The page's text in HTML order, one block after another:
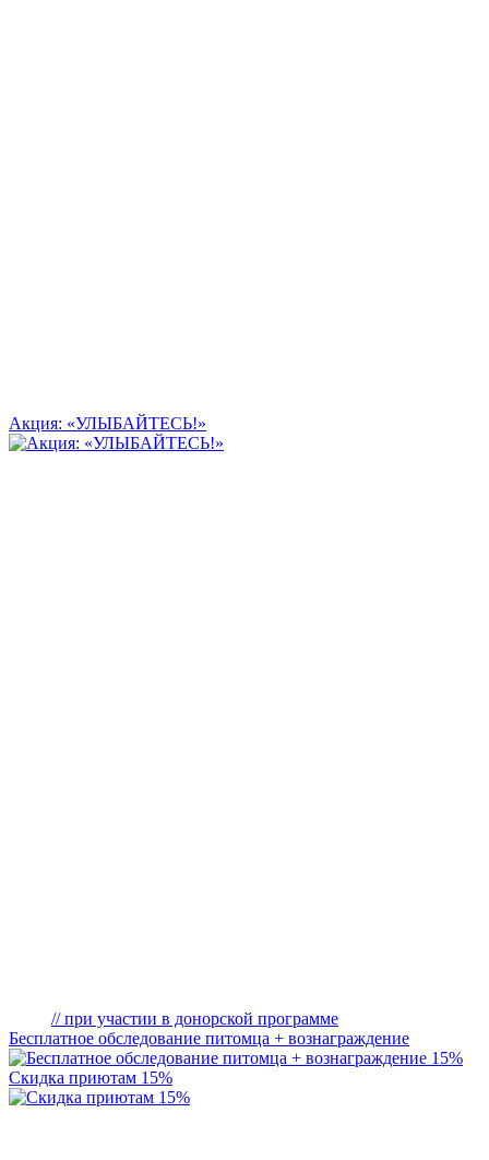
Акция: «УЛЫБАЙТЕСЬ!»
// при участии в донорской программе
Бесплатное обследование питомца + вознаграждение
15%
Скидка приютам 15%